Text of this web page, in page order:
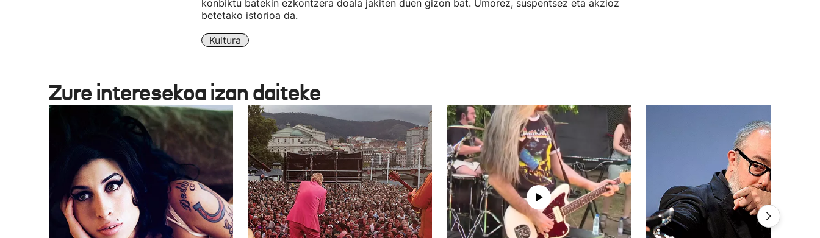
konbiktu batekin ezkontzera doala jakiten duen gizon bat. Umorez, suspentsez eta akzioz
betetako istorioa da.
Kultura
Zure interesekoa izan daiteke